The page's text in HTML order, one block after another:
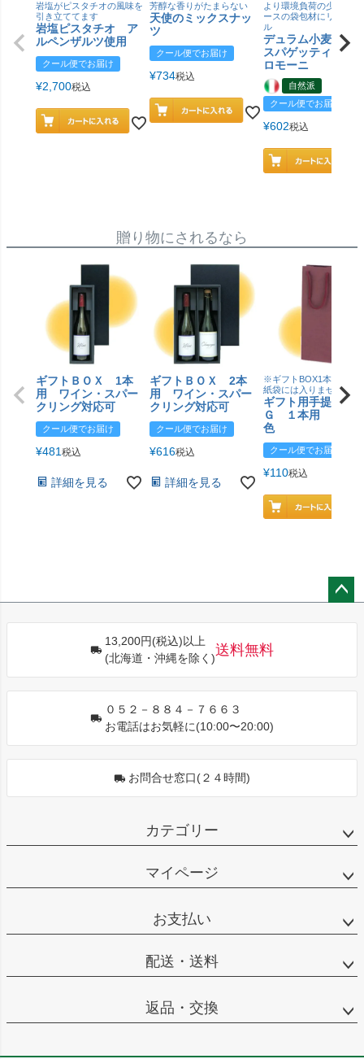
岩塩がピスタチオの風味を
引き立ててます
岩塩ピスタチオ ア
ルペンザルツ使用
クール便でお届け
¥2,700税込
芳醇な香りがたまらない
天使のミックスナッ
ツ
クール便でお届け
¥734税込
より環境負荷の少ない紙
ースの袋包材にリニュー
ル
デュラム小麦 有
スパゲッティ／ジ
ロモーニ
自然派
クール便でお届け
¥602税込
贈り物にされるなら
ギフトＢＯＸ 1本
用 ワイン・スパー
クリング対応可
クール便でお届け
¥481 税込
詳細を見る
ギフトＢＯＸ 2本
用 ワイン・スパー
クリング対応可
クール便でお届け
¥616税込
詳細を見る
※ギフトBOX1本用はこ
紙袋には入りません
ギフト用手提げＢ
Ｇ １本用 エン
色
クール便でお届け
¥110税込
13,200円(税込)以上
(北海道・沖縄を除く)
送料無料
０５２－８８４－７６６３
お電話はお気軽に(10:00〜20:00)
お問合せ窓口(２４時間)
カテゴリー
マイページ
お支払い
配送・送料
返品・交換